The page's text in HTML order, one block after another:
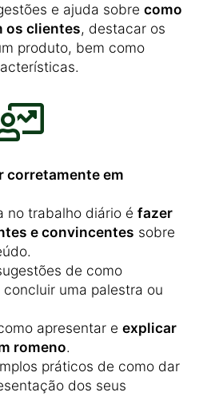
e ajuda sobre como
os clientes, destacar os
produto, bem como
corretamente em
no trabalho diário é fazer
e convincentes sobre
de como
uma palestra ou
apresentar e explicar
romeno.
práticos de como dar
dos seus